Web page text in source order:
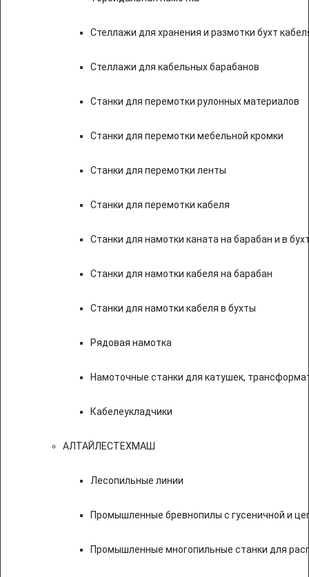
Стеллажи для хранения и размотки бухт
Стеллажи для кабельных барабанов
Станки для перемотки рулонных материалов
Станки для перемотки мебельной кромки
Станки для перемотки ленты
Станки для перемотки кабеля
Станки для намотки каната на барабан и в
Станки для намотки кабеля на барабан
Станки для намотки кабеля в бухты
Рядовая намотка
Намоточные станки для катушек,
Кабелеукладчики
АЛТАЙЛЕСТЕХМАШ
Лесопильные линии
Промышленные бревнопилы с гусеничной и
Промышленные многопильные станки для